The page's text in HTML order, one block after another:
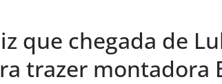
que chegada de
trazer montadora